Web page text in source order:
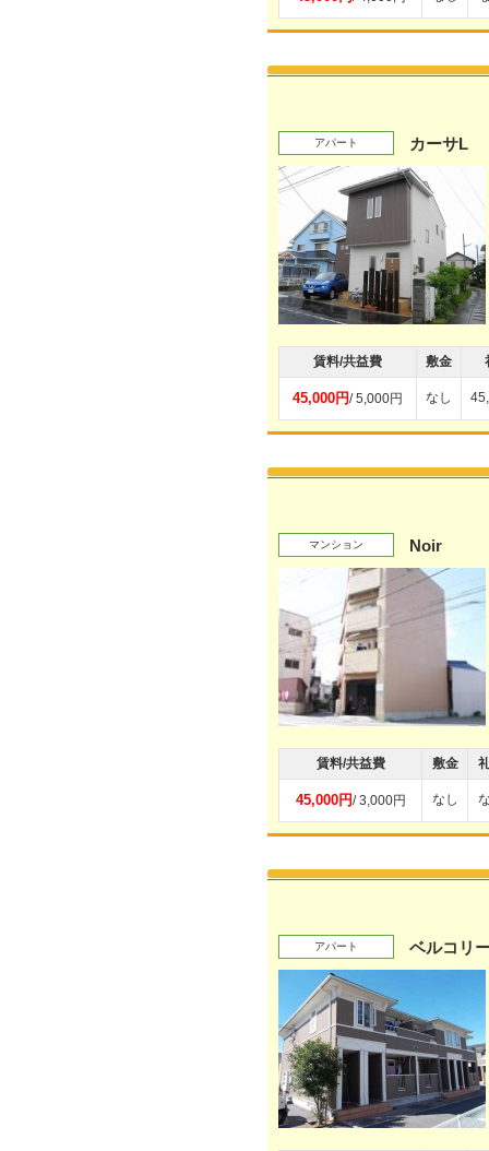
アパート カーサL
賃料/共益費 敷金
45,000円/ 5,000円 なし
マンション Noir
賃料/共益費 敷金
45,000円/ 3,000円 なし
アパート ベルコリ